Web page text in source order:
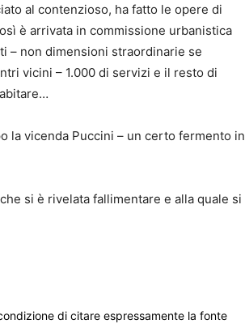
al contenzioso, ha fatto le opere di
è arrivata in commissione urbanistica
– non dimensioni straordinarie se
vicini – 1.000 di servizi e il resto di
la vicenda Puccini – un certo fermento in
si è rivelata fallimentare e alla quale si
di citare espressamente la fonte